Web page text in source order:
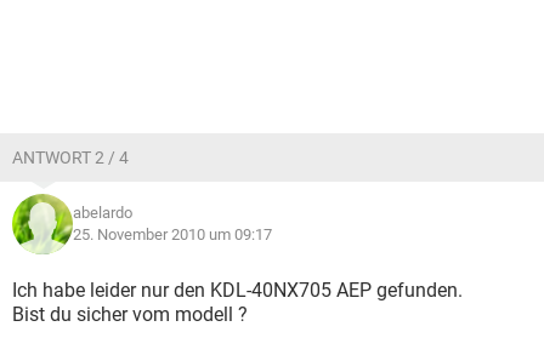
ANTWORT 2 / 4
abelardo
25. November 2010 um 09:17
Ich habe leider nur den KDL-40NX705 AEP gefunden.
Bist du sicher vom modell ?